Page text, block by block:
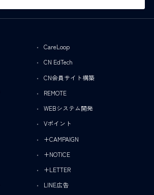
CareLoop
CN EdTech
CN会員サイト構築
REMOTE
WEBシステム開発
Vポイント
+CAMPAIGN
+NOTICE
+LETTER
LINE広告